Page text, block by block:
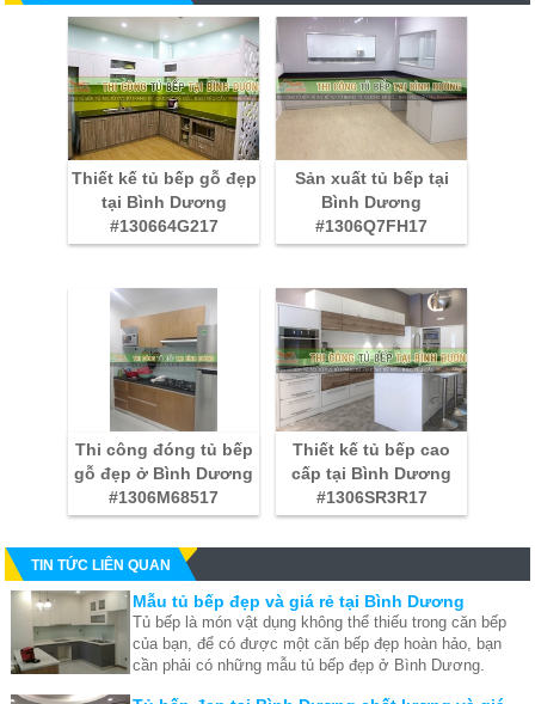
Thiết kế tủ bếp gỗ đẹp
tại Bình Dương
#130664G217
Sản xuất tủ bếp tại
Bình Dương
#1306Q7FH17
Thi công đóng tủ bếp
gỗ đẹp ở Bình Dương
#1306M68517
Thiết kế tủ bếp cao
cấp tại Bình Dương
#1306SR3R17
TIN TỨC LIÊN QUAN
Mẫu tủ bếp đẹp và giá rẻ tại Bình Dương
Tủ bếp là món vật dụng không thể thiếu trong căn bếp
của bạn, để có được một căn bếp đẹp hoàn hảo, bạn
cần phải có những mẫu tủ bếp đẹp ở Bình Dương.